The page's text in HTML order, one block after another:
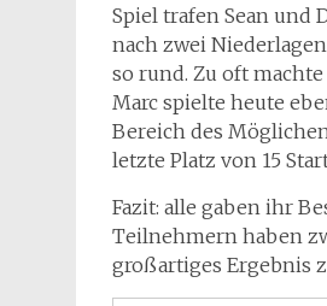
Spiel trafen Sean und
nach zwei
so rund. Zu oft
Marc spielte heute
Bereich des
letzte Platz von 15
Fazit: alle gaben ihr
Teilnehmern haben
großartiges Ergebnis